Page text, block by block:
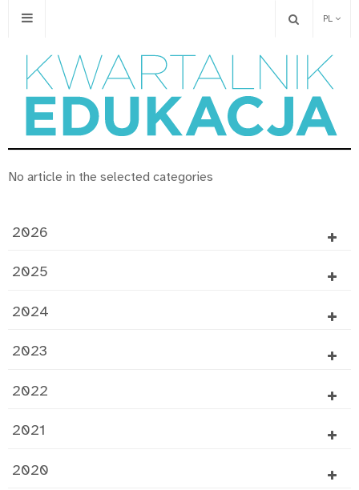
PL
No article in the selected categories
2026
2025
2024
2023
2022
2021
2020